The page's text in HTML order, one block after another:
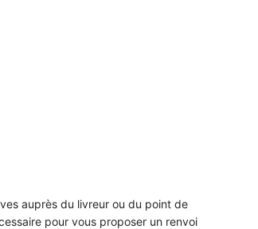
auprès du livreur ou du point de
pour vous proposer un renvoi